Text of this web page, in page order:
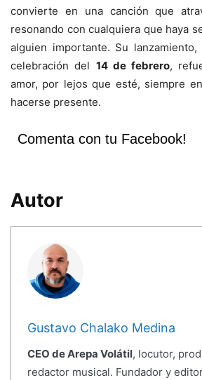
convierte en una canción que
resonando con cualquiera que haya
alguien importante. Su
celebración del 14 de febrero,
amor, por lejos que esté, siempre
hacerse presente.
Comenta con tu Facebook!
Autor
Gustavo Chalako Medina
CEO de Arepa Volátil, locutor,
redactor musical. Fundador y